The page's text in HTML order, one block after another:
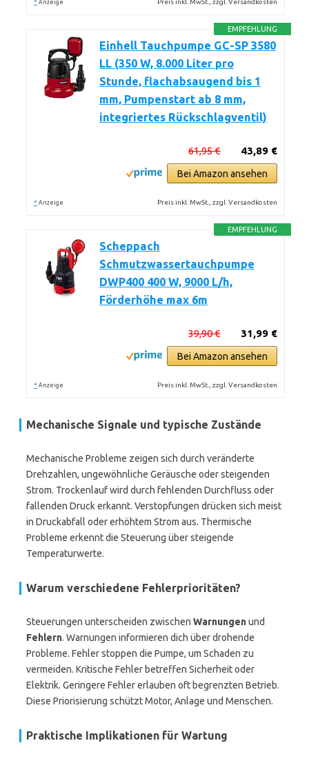
* Anzeige Preis inkl. MwSt., zzgl. Versandkosten
EMPFEHLUNG
Einhell Tauchpumpe GC-SP 3580
LL (350 W, 8.000 Liter pro
Stunde, flachabsaugend bis 1
mm, Pumpenstart ab 8 mm,
integriertes Rückschlagventil)
43,89 €
61,95 €
Bei Amazon ansehen
* Anzeige Preis inkl. MwSt., zzgl. Versandkosten
EMPFEHLUNG
Scheppach
Schmutzwassertauchpumpe
DWP400 400 W, 9000 L/h,
Förderhöhe max 6m
31,99 €
39,90 €
Bei Amazon ansehen
* Anzeige Preis inkl. MwSt., zzgl. Versandkosten
Mechanische Signale und typische Zustände
Mechanische Probleme zeigen sich durch veränderte
Drehzahlen, ungewöhnliche Geräusche oder steigenden
Strom. Trockenlauf wird durch fehlenden Durchfluss oder
fallenden Druck erkannt. Verstopfungen drücken sich meist
in Druckabfall oder erhöhtem Strom aus. Thermische
Probleme erkennt die Steuerung über steigende
Temperaturwerte.
Warum verschiedene Fehlerprioritäten?
Steuerungen unterscheiden zwischen Warnungenund
Fehlern. Warnungen informieren dich über drohende
Probleme. Fehler stoppen die Pumpe, um Schaden zu
vermeiden. Kritische Fehler betreffen Sicherheit oder
Elektrik. Geringere Fehler erlauben oft begrenzten Betrieb.
Diese Priorisierung schützt Motor, Anlage und Menschen.
Praktische Implikationen für Wartung